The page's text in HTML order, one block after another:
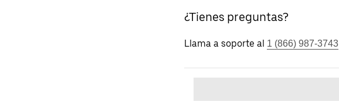
¿Tienes preguntas?
Llama a soporte al 1 (866) 987-3743